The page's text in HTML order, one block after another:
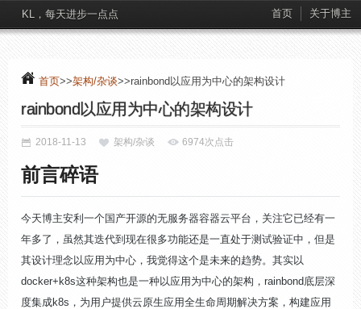
KL，每天进步一点点 首页 关于博主
首页>>架构/杂谈>>rainbond以应用为中心的架构设计
rainbond以应用为中心的架构设计
2018-11-13 架构/杂谈 6974次点击
前言碎语
今天博主安利一个国产开源的无服务器容器云平台，关注它已经有一
年多了，虽然其迭代到现在很多功能还是一直处于测试验证中，但是
其设计理念以应用为中心，我觉得这个是未来的趋势。其实以
docker+k8s这种架构也是一种以应用为中心的架构，rainbond底层深
度集成k8s，为用户提供云原生应用全生命周期解决方案，构建应用